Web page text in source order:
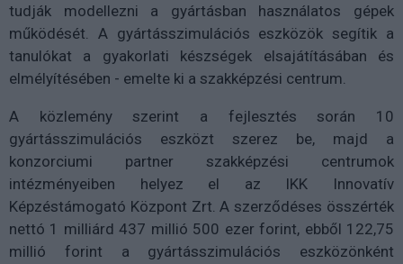
tudják modellezni a gyártásban használatos gépek
működését. A gyártásszimulációs eszközök segítik a
tanulókat a gyakorlati készségek elsajátításában és
elmélyítésében - emelte ki a szakképzési centrum.
A közlemény szerint a fejlesztés során 10
gyártásszimulációs eszközt szerez be, majd a
konzorciumi partner szakképzési centrumok
intézményeiben helyez el az IKK Innovatív
Képzéstámogató Központ Zrt. A szerződéses összérték
nettó 1 milliárd 437 millió 500 ezer forint, ebből 122,75
millió forint a gyártásszimulációs eszközönként